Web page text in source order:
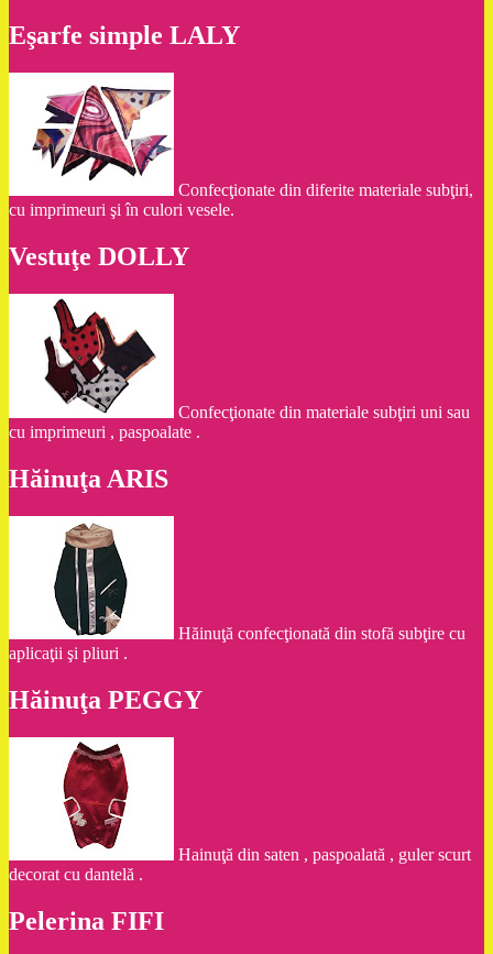
Eşarfe simple LALY
Confecţionate din diferite materiale subţiri,
cu imprimeuri şi în culori vesele.
Vestuţe DOLLY
Confecţionate din materiale subţiri uni sau
cu imprimeuri , paspoalate .
Hăinuţa ARIS
Hăinuţă confecţionată din stofă subţire cu
aplicaţii şi pliuri .
Hăinuţa PEGGY
Hainuţă din saten , paspoalată , guler scurt
decorat cu dantelă .
Pelerina FIFI